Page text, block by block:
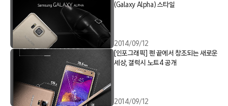
(Galaxy Alpha) 스타일
2014/09/12
[인포그래픽] 펜 끝에서 창조되는 새로운
세상, 갤럭시 노트4 공개
2014/09/12